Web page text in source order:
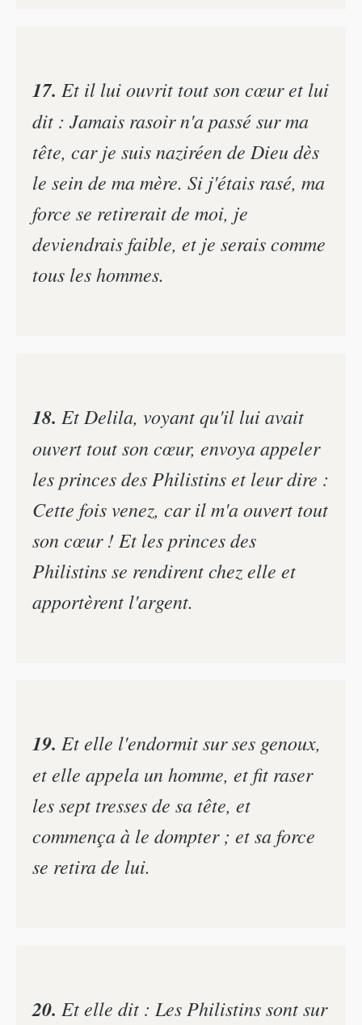
17. Et il lui ouvrit tout son cœur et lui
dit : Jamais rasoir n'a passé sur ma
tête, car je suis naziréen de Dieu dès
le sein de ma mère. Si j'étais rasé, ma
force se retirerait de moi, je
deviendrais faible, et je serais comme
tous les hommes.
18. Et Delila, voyant qu'il lui avait
ouvert tout son cœur, envoya appeler
les princes des Philistins et leur dire :
Cette fois venez, car il m'a ouvert tout
son cœur ! Et les princes des
Philistins se rendirent chez elle et
apportèrent l'argent.
19. Et elle l'endormit sur ses genoux,
et elle appela un homme, et fit raser
les sept tresses de sa tête, et
commença à le dompter ; et sa force
se retira de lui.
20. Et elle dit : Les Philistins sont sur